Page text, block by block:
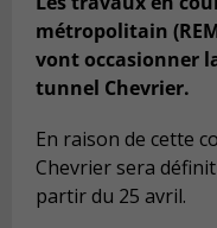
métropolitain
vont occasionner
tunnel Chevrier.
En raison de cette
Chevrier sera
partir du 25 avril.